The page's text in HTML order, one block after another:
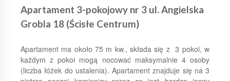
Apartament 3-pokojowy nr 3 ul. Angielska
Grobla 18 (Ścisłe Centrum)
Apartament ma około 75 m kw., składa się z 3 pokoi, w
każdym z pokoi mogą nocować maksymalnie 4 osoby
(liczba łóżek do ustalenia). Apartament znajduje się na 3